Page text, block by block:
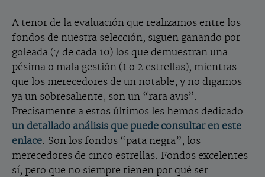
A tenor de la evaluación que realizamos entre los
fondos de nuestra selección, siguen ganando por
goleada (7 de cada 10) los que demuestran una
pésima o mala gestión (1 o 2 estrellas), mientras
que los merecedores de un notable, y no digamos
ya un sobresaliente, son un “rara avis”.
Precisamente a estos últimos les hemos dedicado
un detallado análisis que puede consultar en este
enlace. Son los fondos “pata negra”, los
merecedores de cinco estrellas. Fondos excelentes
sí, pero que no siempre tienen por qué ser